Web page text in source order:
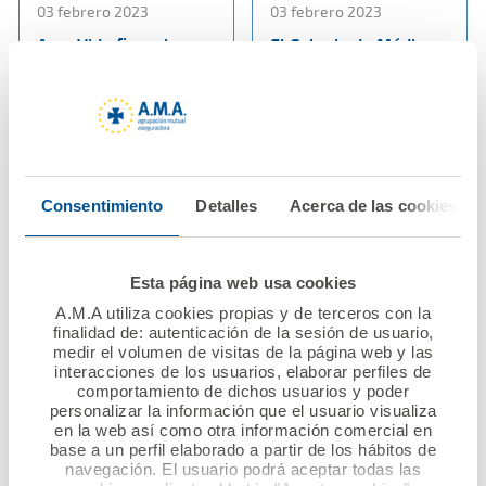
Consentimiento Detalles Acerca de las cookies
Esta página web usa cookies
A.M.A utiliza cookies propias y de terceros con la
finalidad de: autenticación de la sesión de usuario,
medir el volumen de visitas de la página web y las
interacciones de los usuarios, elaborar perfiles de
comportamiento de dichos usuarios y poder
personalizar la información que el usuario visualiza
en la web así como otra información comercial en
base a un perfil elaborado a partir de los hábitos de
navegación. El usuario podrá aceptar todas las
03 febrero 2023
Ama Vida firma la
Vida con los
veterinarios de
Ver noticia
03 febrero 2023
El Colegio de Médicos
Ver noticia
27 enero 2023
El Muy Ilustre Colegio
23 enero 2023
Los médicos de